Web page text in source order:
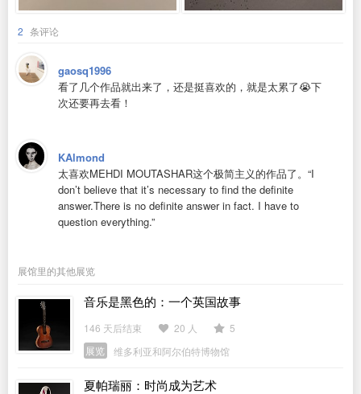
2 条评论
gaosq1996
看了几个作品就出来了，还是挺喜欢的，就是太累了😭下
次还要再去看！
KAlmond
太喜欢MEHDI MOUTASHAR这个极简主义的作品了。“I
don’t believe that it’s necessary to find the definite
answer.There is no definite answer in fact. I have to
question everything.”
展馆里的其他展览
音乐是黑色的：一个英国故事
146 天后结束 20 人
5
展览
维多利亚和阿尔伯特博物馆
夏帕瑞丽：时尚成为艺术